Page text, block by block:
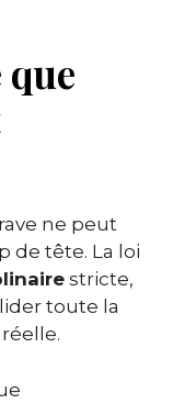
ne peut
de tête. La loi
stricte,
toute la